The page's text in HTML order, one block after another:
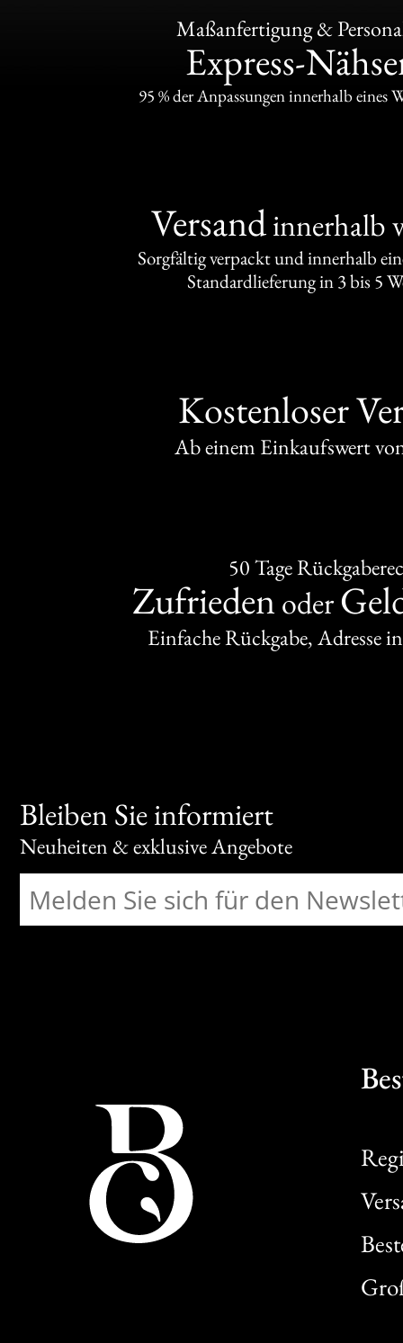
Maßanfertigung &
Express-
95 % der Anpassungen innerhalb eines
Versandinnerhalb
Sorgfältig verpackt und innerhalb
Standardlieferung in 3 bis 5
Kostenloser
Ab einem Einkaufswert
50 Tage
Zufrieden oder
Einfache Rückgabe, Adresse
Bleiben Sie informiert
Neuheiten & exklusive Angebote